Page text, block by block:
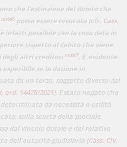
che l'estinzione del debito che
nota6 possa essere revocata (cfr. Cass.
infatti possibile che la cosa data in
rispetto al debito che viene
degli altri creditori nota7. E' evidente
se la dazione in
da un terzo, soggetto diverso dal
ord. 14478/2021). È stato negato che
da necessità o utilità
sulla scorta della speciale
dal vincolo dotale e del relativo
dell'autorità giudiziaria (Cass. Civ.